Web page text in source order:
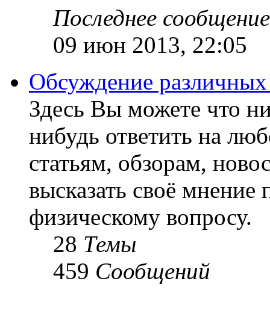
Последнее сообщение
09 июн 2013, 22:05
Обсуждение
Здесь Вы можете что
нибудь ответить на
статьям, обзорам,
высказать своё
физическому вопросу.
28 Темы
459 Сообщений